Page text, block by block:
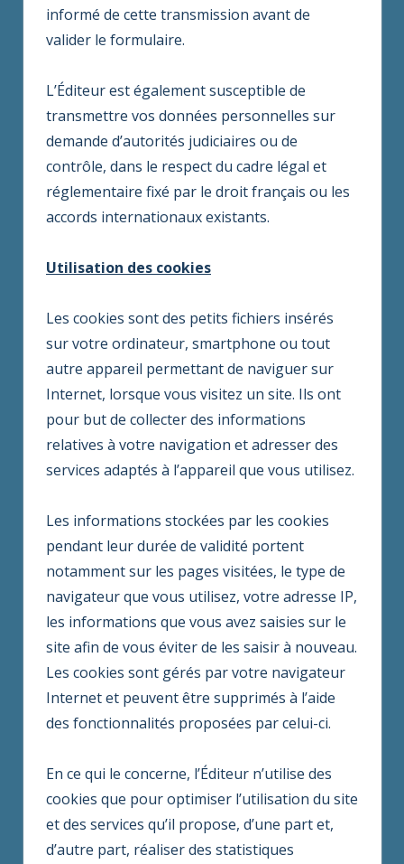
informé de cette transmission avant de
valider le formulaire.
L’Éditeur est également susceptible de
transmettre vos données personnelles sur
demande d’autorités judiciaires ou de
contrôle, dans le respect du cadre légal et
réglementaire fixé par le droit français ou les
accords internationaux existants.
Utilisation des cookies
Les cookies sont des petits fichiers insérés
sur votre ordinateur, smartphone ou tout
autre appareil permettant de naviguer sur
Internet, lorsque vous visitez un site. Ils ont
pour but de collecter des informations
relatives à votre navigation et adresser des
services adaptés à l’appareil que vous utilisez.
Les informations stockées par les cookies
pendant leur durée de validité portent
notamment sur les pages visitées, le type de
navigateur que vous utilisez, votre adresse IP,
les informations que vous avez saisies sur le
site afin de vous éviter de les saisir à nouveau.
Les cookies sont gérés par votre navigateur
Internet et peuvent être supprimés à l’aide
des fonctionnalités proposées par celui-ci.
En ce qui le concerne, l’Éditeur n’utilise des
cookies que pour optimiser l’utilisation du site
et des services qu’il propose, d’une part et,
d’autre part, réaliser des statistiques